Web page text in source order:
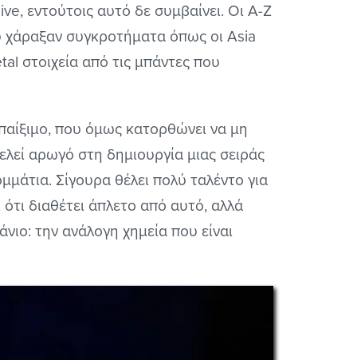
εντούτοις αυτό δε συμβαίνει. Οι A-Z
συγκροτήματα όπως οι Asia
στοιχεία από τις μπάντες που
που όμως κατορθώνει να μη
αρωγό στη δημιουργία μιας σειράς
Σίγουρα θέλει πολύ ταλέντο για
ότι διαθέτει άπλετο από αυτό, αλλά
την ανάλογη χημεία που είναι